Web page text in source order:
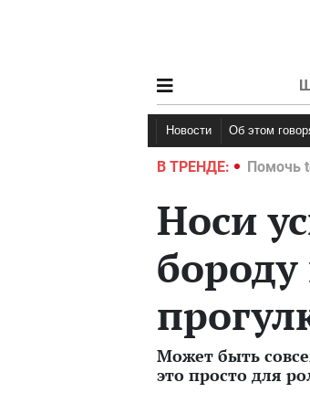
Новости Об этом
В ТРЕНДЕ:
Война в Украине 2022 Помочь
Носи
Может быть
это просто для